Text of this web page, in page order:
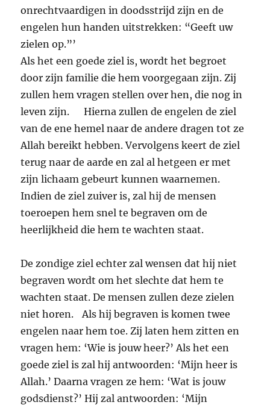
onrechtvaardigen in doodsstrijd zijn en de
engelen hun handen uitstrekken: “Geeft uw
zielen op.”’
Als het een goede ziel is, wordt het begroet
door zijn familie die hem voorgegaan zijn. Zij
zullen hem vragen stellen over hen, die nog in
leven zijn. Hierna zullen de engelen de ziel
van de ene hemel naar de andere dragen tot ze
Allah bereikt hebben. Vervolgens keert de ziel
terug naar de aarde en zal al hetgeen er met
zijn lichaam gebeurt kunnen waarnemen.
Indien de ziel zuiver is, zal hij de mensen
toeroepen hem snel te begraven om de
heerlijkheid die hem te wachten staat.
De zondige ziel echter zal wensen dat hij niet
begraven wordt om het slechte dat hem te
wachten staat. De mensen zullen deze zielen
niet horen. Als hij begraven is komen twee
engelen naar hem toe. Zij laten hem zitten en
vragen hem: ‘Wie is jouw heer?’ Als het een
goede ziel is zal hij antwoorden: ‘Mijn heer is
Allah.’ Daarna vragen ze hem: ‘Wat is jouw
godsdienst?’ Hij zal antwoorden: ‘Mijn